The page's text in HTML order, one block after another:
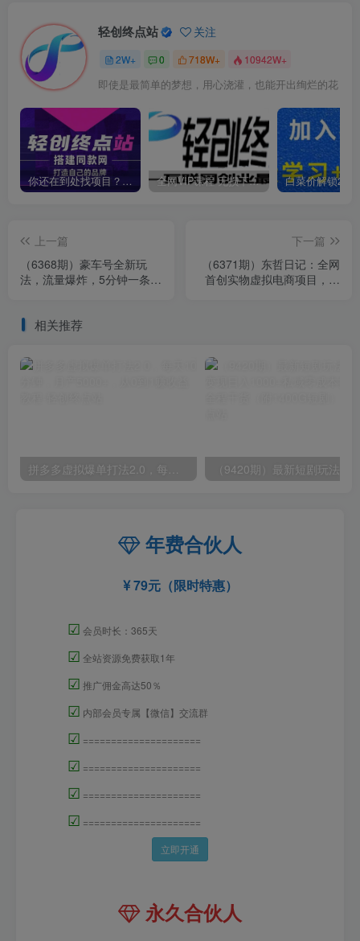
轻创终点站 关注
2W+ 0 718W+ 10942W+
即使是最简单的梦想，用心浇灌，也能开出绚烂的花
你还在到处找项目？还在当韭菜？我靠卖项目一个月收入5万+，曾经我也是个失败者。 全网VIP课程 无损下载~
上一篇
（6368期）豪车号全新玩
法，流量爆炸，5分钟一条作
下一篇
（6371期）东哲日记：全网
首创实物虚拟电商项目，速
相关推荐
年费合伙人
79元（限时特惠）
☑ 会员时长：365天
☑ 全站资源免费获取1年
☑ 推广佣金高达50％
☑ 内部会员专属【微信】交流群
☑ =====================
☑ =====================
☑ =====================
☑ =====================
立即开通
永久合伙人